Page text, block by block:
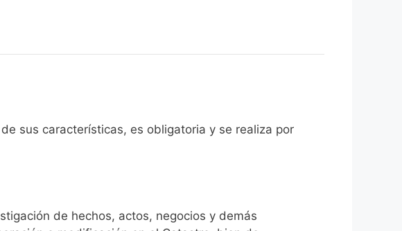
sus características, es obligatoria y se realiza por
de hechos, actos, negocios y demás